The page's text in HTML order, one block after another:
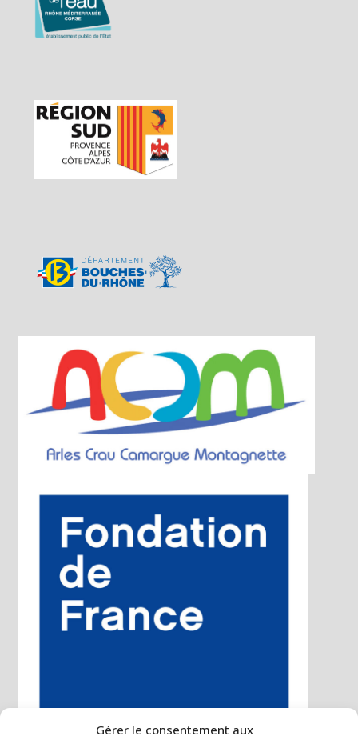
Gérer le consentement aux